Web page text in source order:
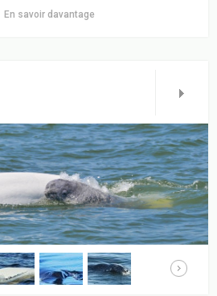
En savoir davantage